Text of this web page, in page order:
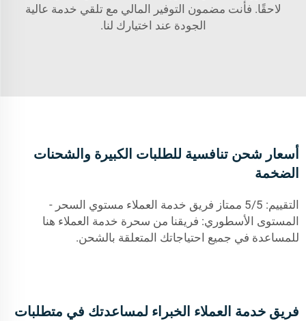
لاحقًا. فأنت مضمون التوفير المالي مع تلقي خدمة عالية
الجودة عند اختيارك لنا.
أسعار شحن تنافسية للطلبات الكبيرة والشحنات
الضخمة
التقييم: 5/5 ممتاز فريق خدمة العملاء مستوي السحر -
المستوى الأسطوري: فريقنا من سحرة خدمة العملاء هنا
للمساعدة في جميع احتياجاتك المتعلقة بالشحن.
فريق خدمة العملاء الخبراء لمساعدتك في متطلبات